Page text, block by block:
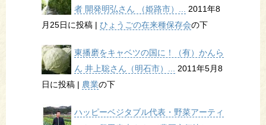
者 開発明弘さん （姫路市）... 2011年8
月25日に投稿 | ひょうごの在来種保存会の下
東播磨をキャベツの国に！（有）かんら
ん 井上聡さん（明石市）... 2011年5月8
日に投稿 | 農業の下
ハッピーベジタブル代表・野菜アーティ